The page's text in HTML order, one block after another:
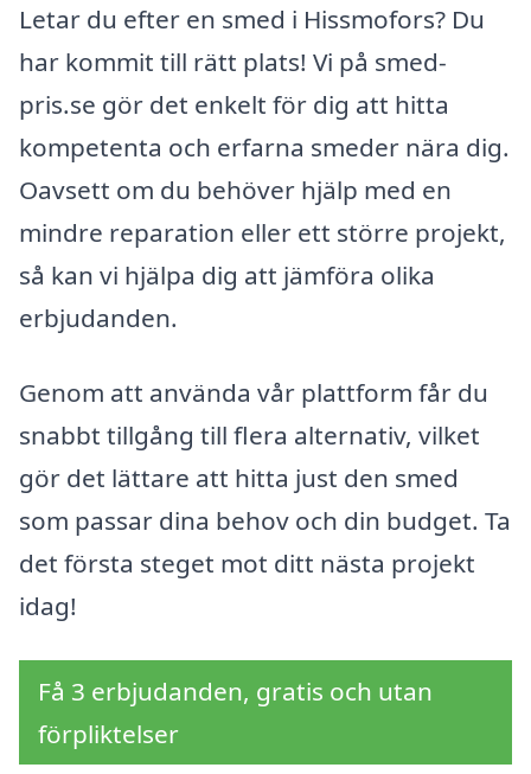
Letar du efter en smed i Hissmofors? Du
har kommit till rätt plats! Vi på smed-
pris.se gör det enkelt för dig att hitta
kompetenta och erfarna smeder nära dig.
Oavsett om du behöver hjälp med en
mindre reparation eller ett större projekt,
så kan vi hjälpa dig att jämföra olika
erbjudanden.
Genom att använda vår plattform får du
snabbt tillgång till flera alternativ, vilket
gör det lättare att hitta just den smed
som passar dina behov och din budget. Ta
det första steget mot ditt nästa projekt
idag!
Få 3 erbjudanden, gratis och utan
förpliktelser